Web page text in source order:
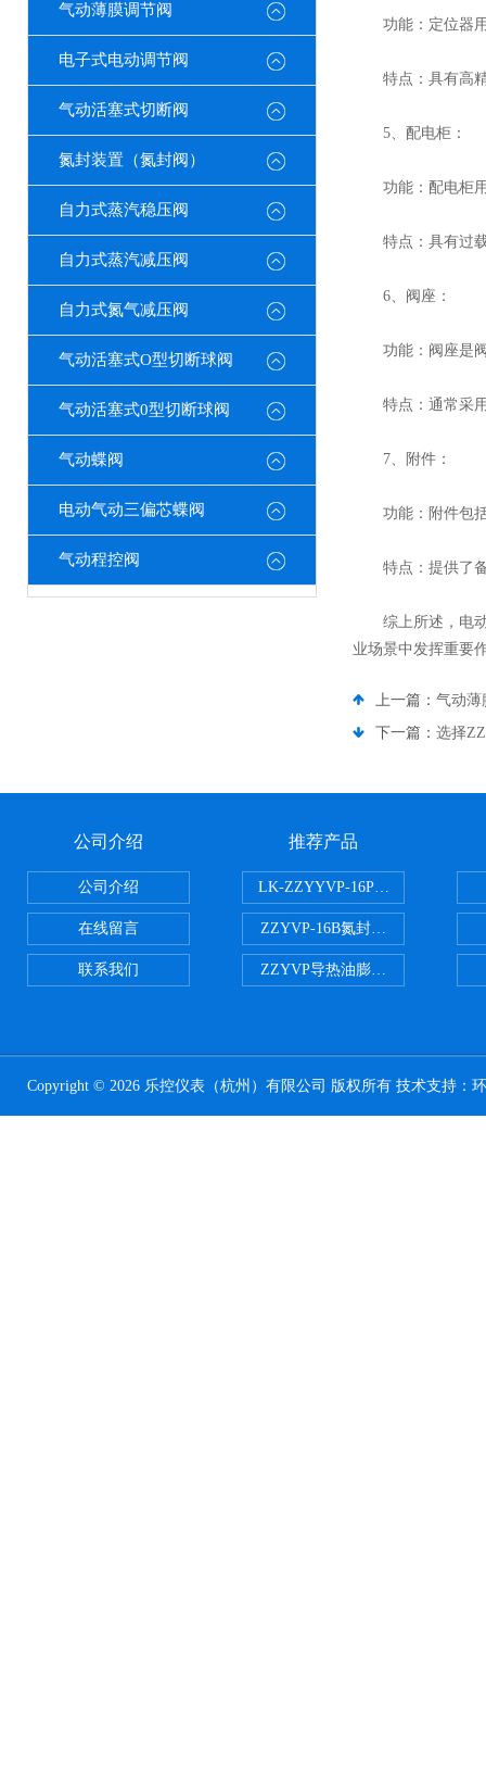
气动薄膜调节阀
电子式电动调节阀
气动活塞式切断阀
氮封装置（氮封阀）
自力式蒸汽稳压阀
自力式蒸汽减压阀
自力式氮气减压阀
气动活塞式O型切断球阀
气动活塞式0型切断球阀
气动蝶阀
电动气动三偏芯蝶阀
气动程控阀
功能：定位器用
特点：具有高精
5、配电柜：
功能：配电柜用
特点：具有过载
6、阀座：
功能：阀座是阀
特点：通常采用
7、附件：
功能：附件包括
特点：提供了备
综上所述，电动
业场景中发挥重要
上一篇： 气动薄
下一篇： 选择
公司介绍
公司介绍
在线留言
联系我们
推荐产品
LK-ZZYYVP-16P不锈钢氮封阀
ZZYVP-16B氮封供氮阀
ZZYVP导热油膨胀槽氮封阀
Copyright © 2026 乐控仪表（杭州）有限公司 版权所有 技术支持：